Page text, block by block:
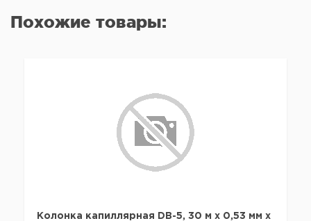
Похожие товары:
Колонка капиллярная DB-5, 30 м x 0,53 мм х